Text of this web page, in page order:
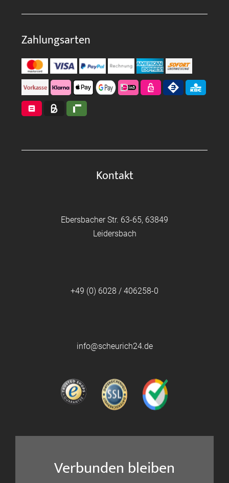
Zahlungsarten
Kontakt
Ebersbacher Str. 63-65, 63849
Leidersbach
+49 (0) 6028 / 406258-0
info@scheurich24.de
Verbunden bleiben